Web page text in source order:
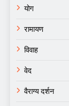
योग
रामायण
विवाह
वेद
वैराग्य दर्शन